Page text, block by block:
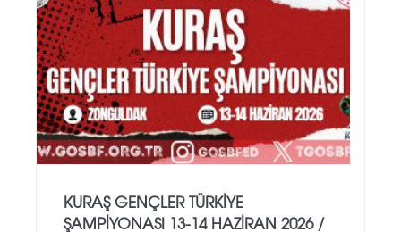
KURAŞ GENÇLER TÜRKİYE
ŞAMPİYONASI 13-14 HAZİRAN 2026 /